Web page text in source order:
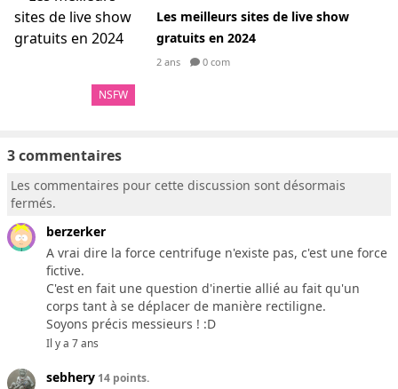
NSFW
Les meilleurs sites de live show
gratuits en 2024
2 ans 0 com
3 commentaires
Les commentaires pour cette discussion sont désormais
fermés.
berzerker
A vrai dire la force centrifuge n'existe pas, c'est une force
fictive.
C'est en fait une question d'inertie allié au fait qu'un
corps tant à se déplacer de manière rectiligne.
Soyons précis messieurs ! :D
Il y a 7 ans
sebhery 14 points.